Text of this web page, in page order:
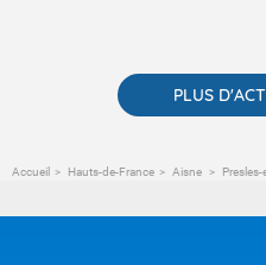
PLUS
Accueil Hauts-de-France Aisne